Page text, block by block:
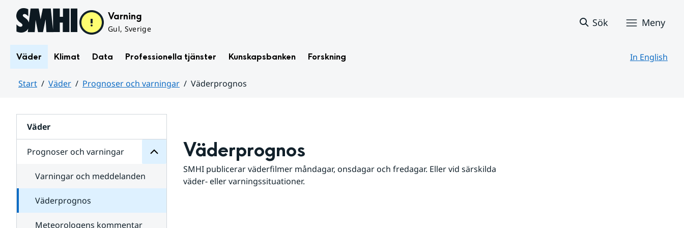
Hoppa till sidans innehåll Varning
Gul, Sverige
Sök Meny
Väder Klimat Data Professionella tjänster Kunskapsbanken Forskning In English
Start Väder Prognoser och varningar
Väderprognos
Väder
Prognoser och varningar
för
varningar
Varningar och meddelanden
Väderprognos
Meteorologens kommentar
Väderprognos
SMHI publicerar väderfilmer måndagar, onsdagar och fredagar. Eller vid särskilda
väder- eller varningssituationer.